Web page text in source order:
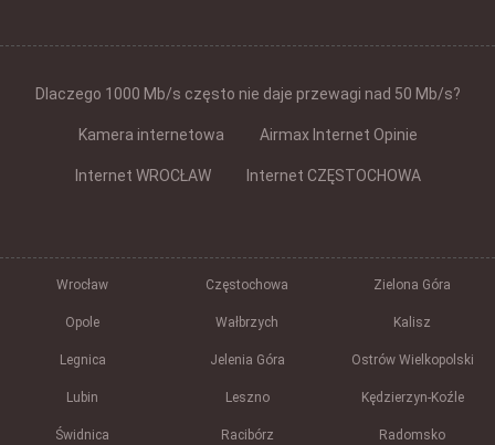
Dlaczego 1000 Mb/s często nie daje przewagi nad 50 Mb/s?
Kamera internetowa Airmax Internet Opinie
Internet WROCŁAW Internet CZĘSTOCHOWA
Wrocław Częstochowa Zielona Góra
Opole Wałbrzych Kalisz
Legnica Jelenia Góra Ostrów Wielkopolski
Lubin Leszno Kędzierzyn-Koźle
Świdnica Racibórz Radomsko